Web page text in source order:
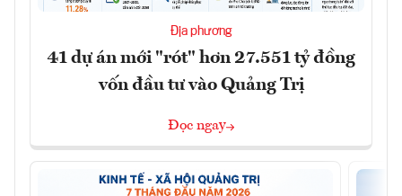
Địa phương
41 dự án mới "rót" hơn 27.551 tỷ đồng
vốn đầu tư vào Quảng Trị
Đọc ngay